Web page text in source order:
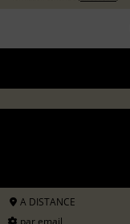
A DISTANCE
par email